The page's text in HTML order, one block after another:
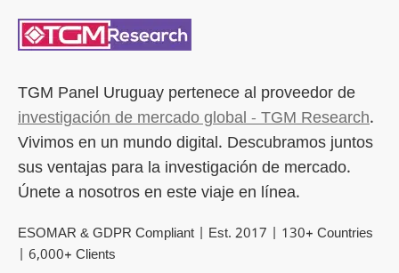
TGM Panel Uruguaypertenece al proveedor de
investigación de mercado global - TGM Research.
Vivimos en un mundo digital. Descubramos juntos
sus ventajas para la investigación de mercado.
Únete a nosotros en este viaje en línea.
ESOMAR & GDPR Compliant | Est. 2017 | 130+ Countries
| 6,000+ Clients